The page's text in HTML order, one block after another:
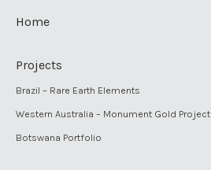
Home
Projects
Brazil – Rare Earth Elements
Western Australia – Monument Gold Project
Botswana Portfolio